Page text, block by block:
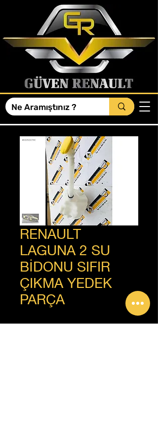
RENAULT
LAGUNA 2 SU
BİDONU SIFIR
ÇIKMA YEDEK
PARÇA